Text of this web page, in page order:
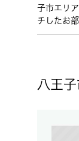
子市エリ
チしたお
八王